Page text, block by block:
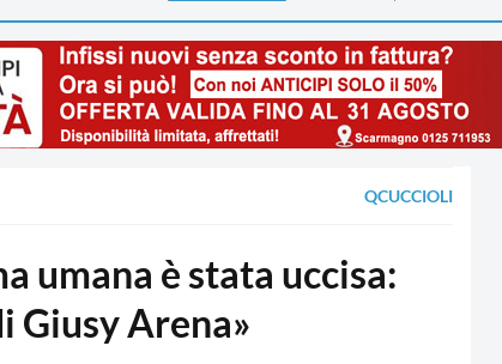
QCUCCIOLI
umana è stata uccisa:
Giusy Arena»